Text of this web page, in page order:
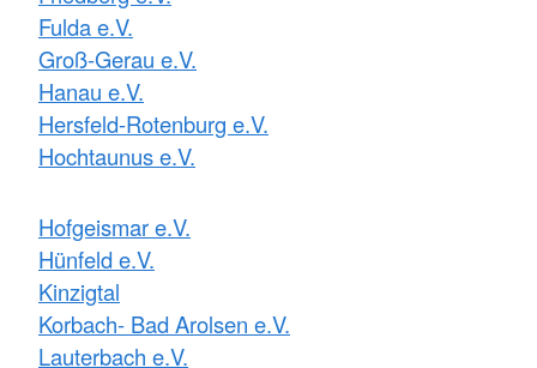
Fulda e.V.
Groß-Gerau e.V.
Hanau e.V.
Hersfeld-Rotenburg e.V.
Hochtaunus e.V.
Hofgeismar e.V.
Hünfeld e.V.
Kinzigtal
Korbach- Bad Arolsen e.V.
Lauterbach e.V.